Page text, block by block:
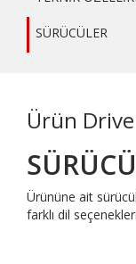
SÜRÜCÜLER
Ürün
Ürününe ait
farklı dil